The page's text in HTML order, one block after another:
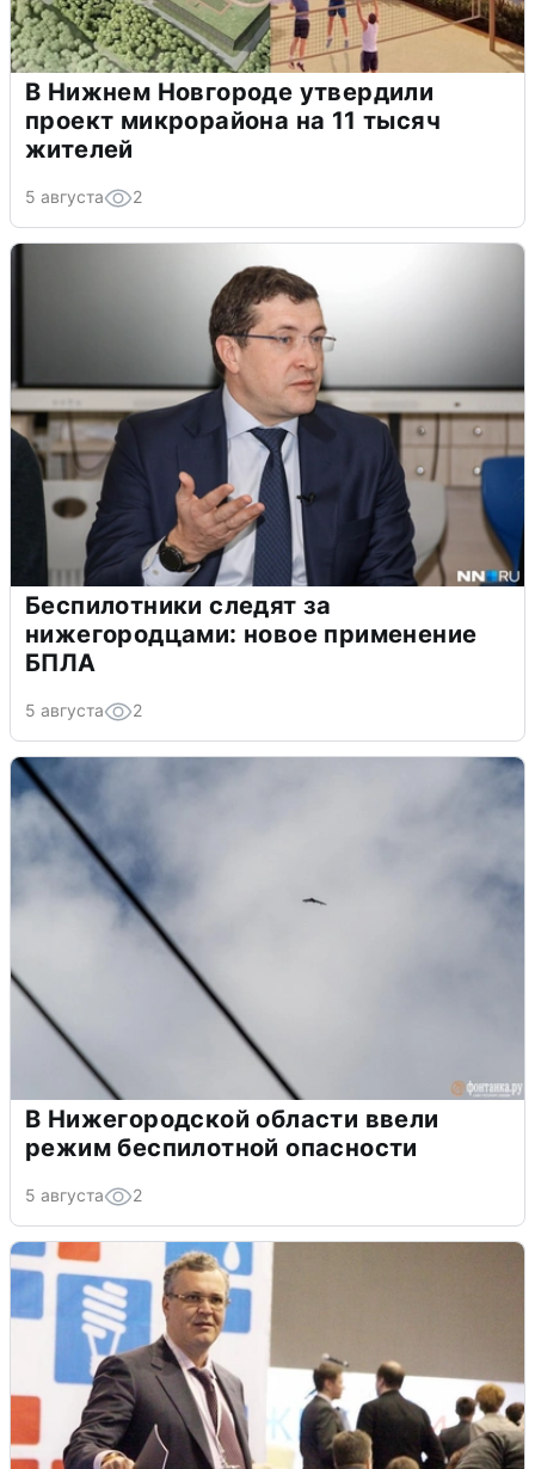
В Нижнем Новгороде утвердили
проект микрорайона на 11 тысяч
жителей
5 августа 2
Беспилотники следят за
нижегородцами: новое применение
БПЛА
5 августа 2
В Нижегородской области ввели
режим беспилотной опасности
5 августа 2